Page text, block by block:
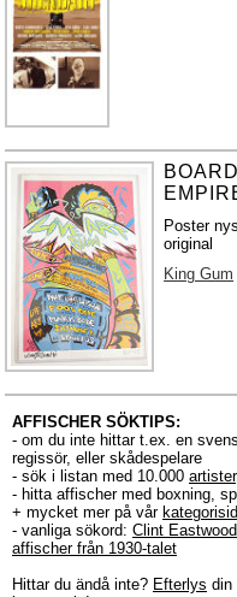
Poster
original
King Gum
AFFISCHER SÖKTIPS:
- om du inte hittar t.ex. en
regissör, eller skådespelare
- sök i listan med 10.000 artister
- hitta affischer med boxning,
+ mycket mer på vår
- vanliga sökord: Clint Eastwood
affischer från 1930-talet
Hittar du ändå inte? Efterlys din